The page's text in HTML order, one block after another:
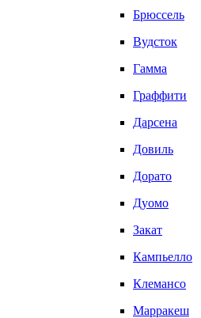
Брюссель
Вудсток
Гамма
Граффити
Дарсена
Довиль
Дорато
Дуомо
Закат
Кампьелло
Клемансо
Марракеш